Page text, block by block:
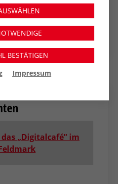
„Digitalcafé” im
BESTÄTIGEN
Impressum